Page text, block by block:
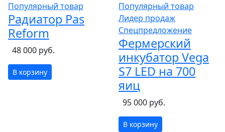
Популярный товар
Радиатор Pas
Reform
48 000 руб.
В корзину
Популярный товар
Лидер продаж
Спецпредложение
Фермерский
инкубатор Vega
S7 LED на 700
яиц
95 000 руб.
В корзину